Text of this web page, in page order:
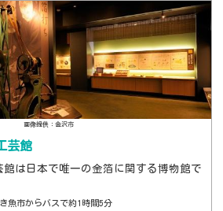
画像提供：金沢市
芸館
は日本で唯一の金箔に関する博物館で
魚市からバスで約1時間5分